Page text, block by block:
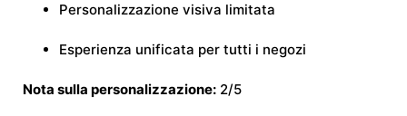
Personalizzazione visiva limitata
Esperienza unificata per tutti i negozi
Nota sulla personalizzazione: 2/5